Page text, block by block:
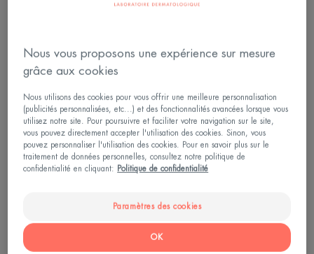
Nous vous proposons une expérience sur mesure
grâce aux cookies
Nous utilisons des cookies pour vous offrir une meilleure personnalisation
(publicités personnalisées, etc...) et des fonctionnalités avancées lorsque vous
utilisez notre site. Pour poursuivre et faciliter votre navigation sur le site,
vous pouvez directement accepter l'utilisation des cookies. Sinon, vous
pouvez personnaliser l'utilisation des cookies. Pour en savoir plus sur le
traitement de données personnelles, consultez notre politique de
confidentialité en cliquant:
Politique de confidentialité
Paramètres des cookies
OK